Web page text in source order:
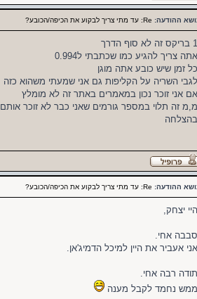
ההודעה: Re: עד מתי צריך לבקוע את הכיפה/הכובע?
1 בריקס זה לא סוף הדרך
אתה צריך להגיע כמו שכתבתי ל0.994
כל זמן שיש כובע אתה מוגן
לגבי השריה על הקליפות גם אני שמעתי משהוא כזה
אם אני זוכר נכון במאמרים באתר זה לא מומלץ
מ,מ זה תלוי במספר גורמים שאני כבר לא זוכר אותם
בהצלחה
ההודעה: Re: עד מתי צריך לבקוע את הכיפה/הכובע?
היי יצחק,
סבבה אחי.
אני אעביר את היין למיכל הדמיג'אן.
תודה רבה אחי.
ממש נחמד לקבל מענה